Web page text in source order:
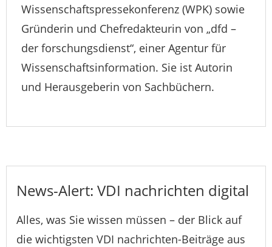
Wissenschaftspressekonferenz (WPK) sowie
Gründerin und Chefredakteurin von „dfd –
der forschungsdienst“, einer Agentur für
Wissenschaftsinformation. Sie ist Autorin
und Herausgeberin von Sachbüchern.
News-Alert: VDI nachrichten digital
Alles, was Sie wissen müssen – der Blick auf
die wichtigsten VDI nachrichten-Beiträge aus